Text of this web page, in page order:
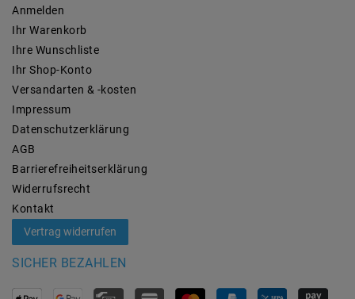
Anmelden
Ihr Warenkorb
Ihre Wunschliste
Ihr Shop-Konto
Versandarten & -kosten
Impressum
Daten­schutz­erklärung
AGB
Barrierefreiheitserklärung
Widerrufs­recht
Kontakt
Vertrag widerrufen
SICHER BEZAHLEN